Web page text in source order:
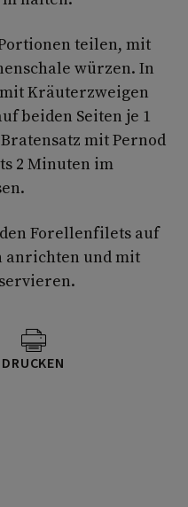
teilen, mit
würzen. In
Kräuterzweigen
beiden Seiten je 1
mit Pernod
2 Minuten im
Forellenfilets auf
und mit
DRUCKEN